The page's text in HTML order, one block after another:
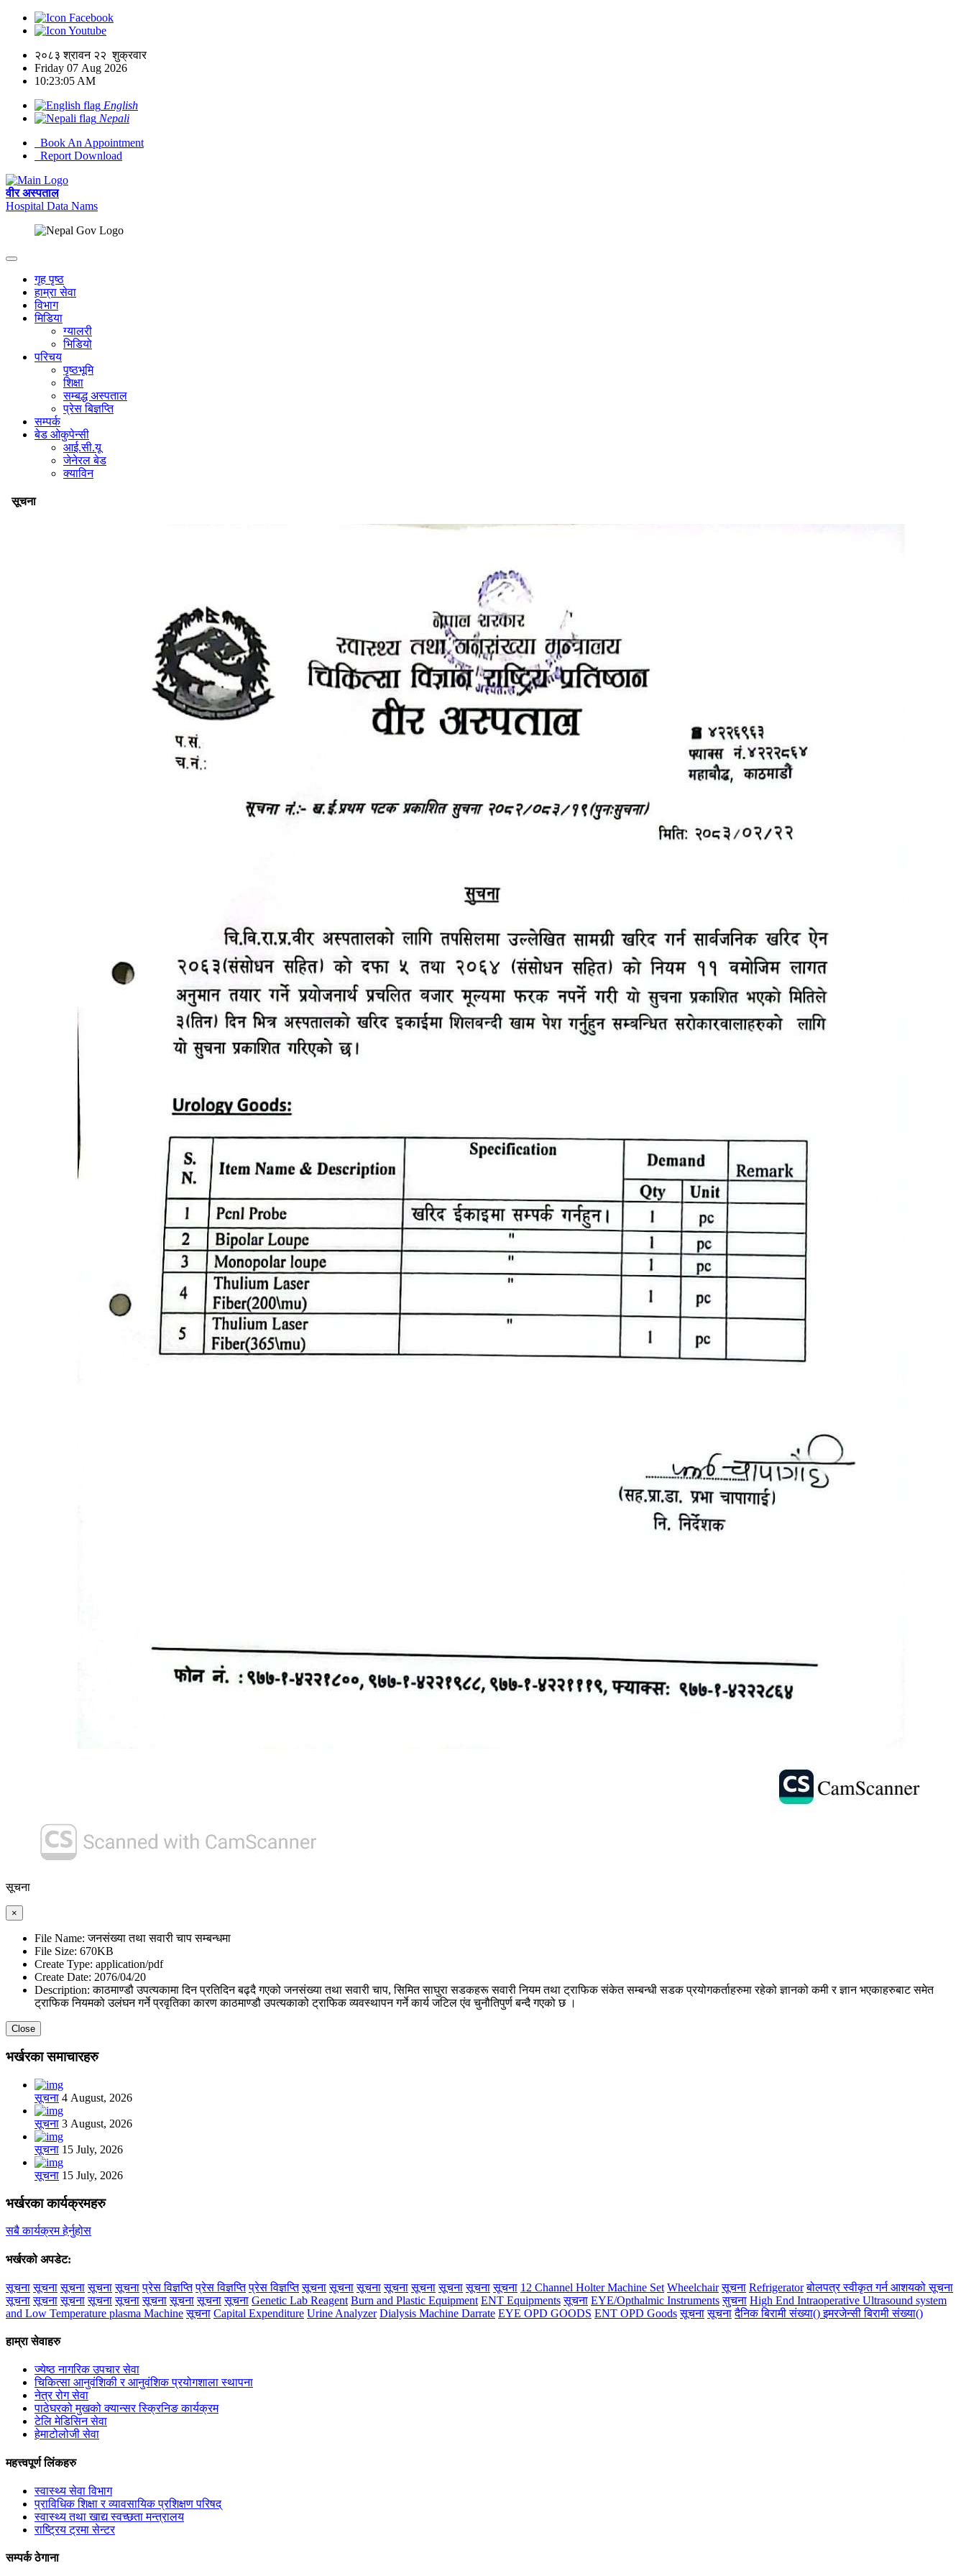
Facebook
Youtube
२०८३ श्रावन २२ शुक्रवार
Friday 07 Aug 2026
10:23:06 AM
English
Nepali
Book An Appointment
Report Download
वीर अस्पताल
Hospital Data Nams
गृह पृष्ठ
हाम्रा सेवा
विभाग
मिडिया
ग्यालरी
भिडियो
परिचय
पृष्ठभूमि
शिक्षा
सम्बद्ध अस्पताल
प्रेस बिज्ञप्ति
सम्पर्क
बेड ओकुपेन्सी
आई.सी.यू
जेनेरल बेड
क्याविन
सूचना
सूचना
×
File Name: जनसंख्या तथा सवारी चाप सम्बन्धमा
File Size: 670KB
Create Type: application/pdf
Create Date: 2076/04/20
Description: काठमाण्डौ उपत्यकामा दिन प्रतिदिन बढ्दै गएको जनसंख्या तथा सवारी चाप, सिमित साघुरा सडकहरू सवारी नियम तथा ट्राफिक संकेत सम्बन्धी सडक प्रयोगकर्ताहरुमा रहेको ज्ञानको कमी र ज्ञान भएकाहरुबाट समेत
ट्राफिक नियमको उलंघन गर्ने प्रवृतिका कारण काठमाण्डौ उपत्यकाको ट्राफिक व्यवस्थापन गर्ने कार्य जटिल एंव चुनौतिपुर्ण बन्दै गएको छ ।
Close
भर्खरका समाचारहरु
सूचना 4 August, 2026
सूचना 3 August, 2026
सूचना 15 July, 2026
सूचना 15 July, 2026
भर्खरका कार्यक्रमहरु
सबै कार्यक्रम हेर्नुहोस
भर्खरको अपडेट:
सूचना सूचना सूचना सूचना सूचना प्रेस विज्ञप्ति प्रेस विज्ञप्ति प्रेस विज्ञप्ति सूचना सूचना सूचना सूचना सूचना सूचना सूचना सूचना 12 Channel Holter Machine Set Wheelchair सूचना Refrigerator बोलपत्र स्वीकृत गर्न आशयको सूचना
सूचना सूचना सूचना सूचना सूचना सूचना सूचना सूचना सूचना Genetic Lab Reagent Burn and Plastic Equipment ENT Equipments सूचना EYE/Opthalmic Instruments सुचना High End Intraoperative Ultrasound system
and Low Temperature plasma Machine सूचना Capital Expenditure Urine Analyzer Dialysis Machine Darrate EYE OPD GOODS ENT OPD Goods सूचना सूचना दैनिक बिरामी संख्या() इमरजेन्सी बिरामी संख्या()
हाम्रा सेवाहरु
ज्येष्ठ नागरिक उपचार सेवा
चिकित्सा आनुवंशिकी र आनुवंशिक प्रयोगशाला स्थापना
नेत्र रोग सेवा
पाठेघरको मुखको क्यान्सर स्क्रिनिङ कार्यक्रम
टेलि मेडिसिन सेवा
हेमाटोलोजी सेवा
महत्त्वपूर्ण लिंकहरु
स्वास्थ्य सेवा विभाग
प्राविधिक शिक्षा र व्यावसायिक प्रशिक्षण परिषद्
स्वास्थ्य तथा खाद्य स्वच्छता मन्त्रालय
राष्ट्रिय ट्रमा सेन्टर
सम्पर्क ठेगाना